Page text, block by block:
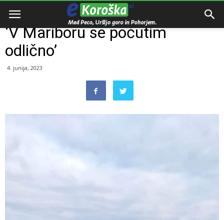
Domov
‘V Mariboru se počutim
odlično’
4. junija, 2023